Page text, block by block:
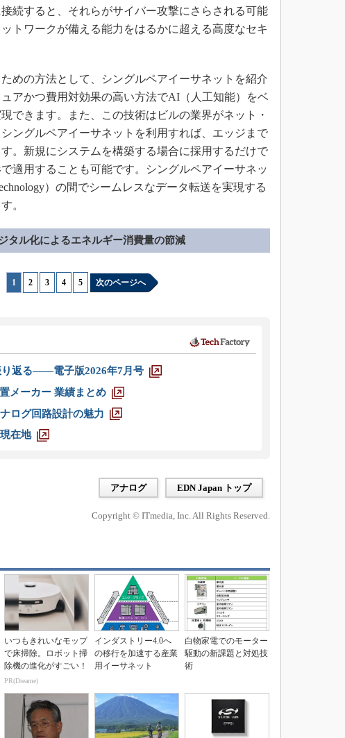
続すると、それらがサイバー攻撃にさらされる可能
トワークが備える能力をはるかに超える高度なセキ
めの方法として、シングルペアイーサネットを紹介
アかつ費用対効果の高い方法でAI（人工知能）をベ
できます。また、この技術はビルの業界がネット・
ングルペアイーサネットを利用すれば、エッジまで
。新規にシステムを構築する場合に採用するだけで
適用することも可能です。シングルペアイーサネッ
）の間でシームレスなデータ転送を実現する
。
タル化によるエネルギー消費量の節減
1 2 3 4 5 次のページへ
り返る――電子版2026年7月号
メーカー 業績まとめ
ログ回路設計の魅力
在地
アナログ EDN Japan トップ
Copyright © ITmedia, Inc. All Rights Reserved.
いつもきれいなモップ
で床掃除。ロボット掃
除機の進化がすごい！
PR(Dreame)
インダストリー4.0へ
の移行を加速する産業
用イーサネット
白物家電でのモーター
駆動の新課題と対処技
術